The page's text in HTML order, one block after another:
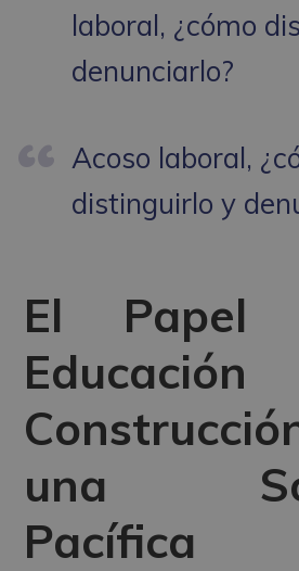
laboral, ¿cómo
denunciarlo?
Acoso laboral,
distinguirlo y
El
una
Pacífica